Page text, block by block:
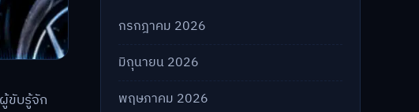
ขับรู้จัก
กรกฎาคม 2026
มิถุนายน 2026
พฤษภาคม 2026